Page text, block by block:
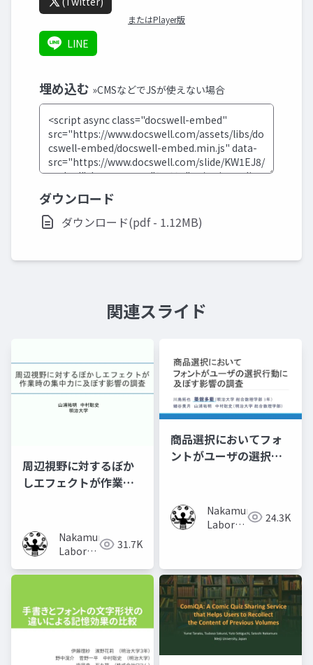
またはPlayer版
LINE
埋め込む »CMSなどでJSが使えない場合
ダウンロード
ダウンロード(pdf - 1.12MB)
関連スライド
周辺視野に対するぼか
しエフェクトが作業時
Nakamura
Laboratory
University)
31.7K
商品選択においてフォ
ントがユーザの選択行
Nakamura
Laboratory 24.3K